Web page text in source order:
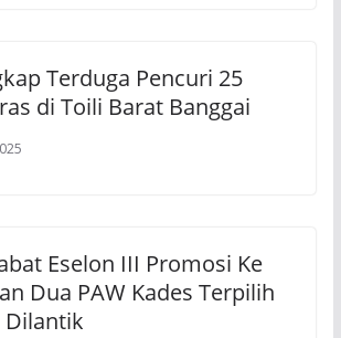
Terduga Pencuri 25
di Toili Barat Banggai
Eselon III Promosi Ke
Dua PAW Kades Terpilih
Dilantik